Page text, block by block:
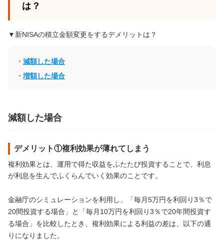
は？
▼新NISAの積立金額変更をするデメリットは？
減額した場合
増額した場合
減額した場合
デメリット①複利効果が薄れてしまう
複利効果とは、運用で得た収益をふたたび投資することで、利息
が利息を生んでふくらんでいく効果のことです。
金融庁のシミュレーションを利用し、「毎月5万円を利回り3％で
20間投資する場合」と「毎月10万円を利回り3％で20年間投資す
る場合」を比較したとき、複利効果による利益の差は、以下の通
りになりました。